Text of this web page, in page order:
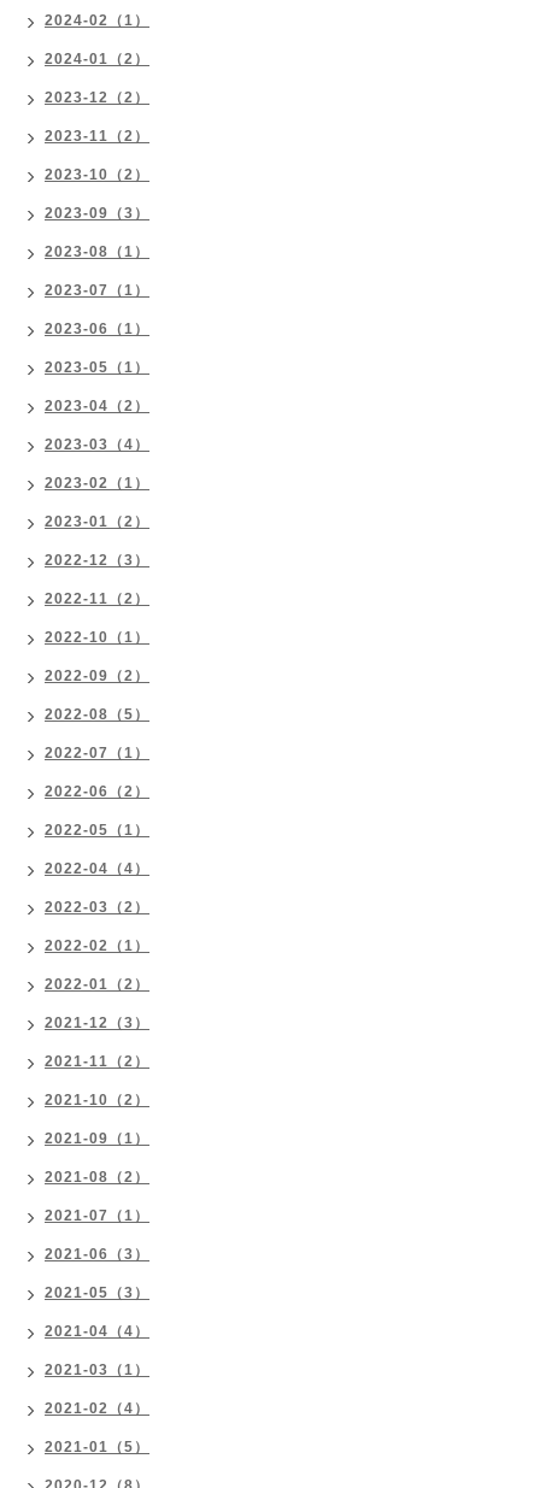
2024-02（1）
2024-01（2）
2023-12（2）
2023-11（2）
2023-10（2）
2023-09（3）
2023-08（1）
2023-07（1）
2023-06（1）
2023-05（1）
2023-04（2）
2023-03（4）
2023-02（1）
2023-01（2）
2022-12（3）
2022-11（2）
2022-10（1）
2022-09（2）
2022-08（5）
2022-07（1）
2022-06（2）
2022-05（1）
2022-04（4）
2022-03（2）
2022-02（1）
2022-01（2）
2021-12（3）
2021-11（2）
2021-10（2）
2021-09（1）
2021-08（2）
2021-07（1）
2021-06（3）
2021-05（3）
2021-04（4）
2021-03（1）
2021-02（4）
2021-01（5）